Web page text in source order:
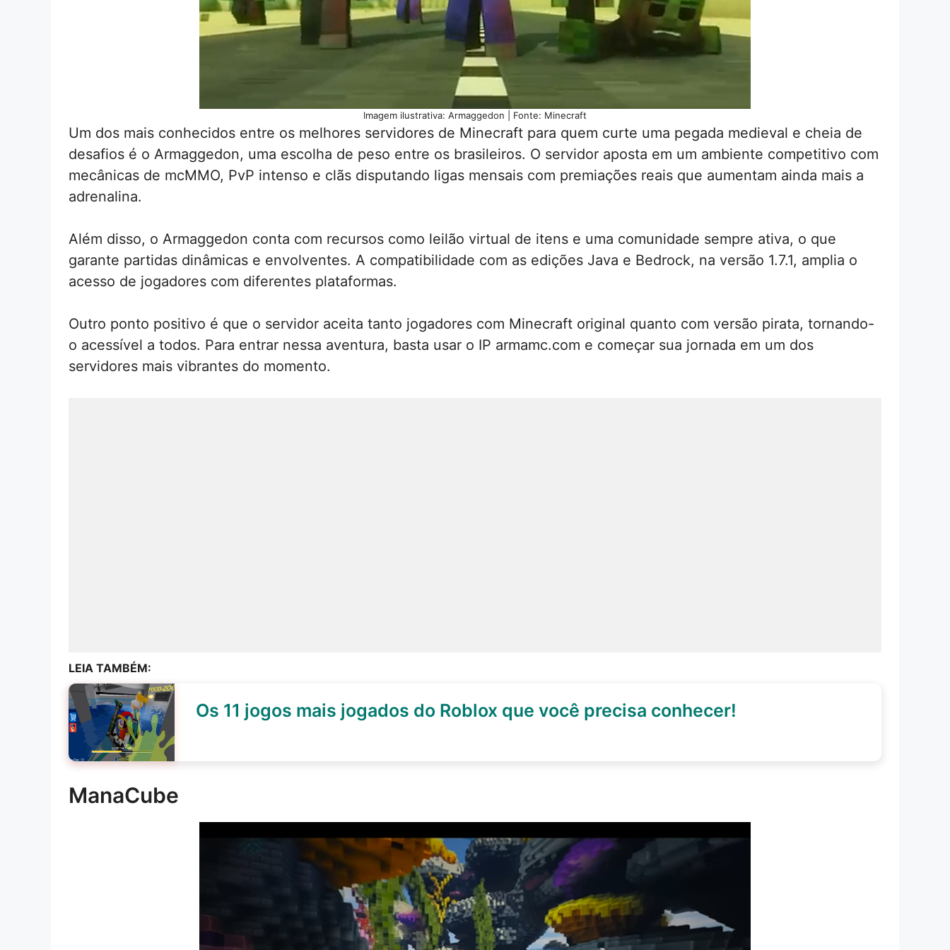
Imagem ilustrativa: Armaggedon | Fonte: Minecraft
Um dos mais conhecidos entre os melhores servidores de Minecraft para quem curte uma pegada medieval e cheia de
desafios é o Armaggedon, uma escolha de peso entre os brasileiros. O servidor aposta em um ambiente competitivo com
mecânicas de mcMMO, PvP intenso e clãs disputando ligas mensais com premiações reais que aumentam ainda mais a
adrenalina.
Além disso, o Armaggedon conta com recursos como leilão virtual de itens e uma comunidade sempre ativa, o que
garante partidas dinâmicas e envolventes. A compatibilidade com as edições Java e Bedrock, na versão 1.7.1, amplia o
acesso de jogadores com diferentes plataformas.
Outro ponto positivo é que o servidor aceita tanto jogadores com Minecraft original quanto com versão pirata, tornando-
o acessível a todos. Para entrar nessa aventura, basta usar o IP armamc.com e começar sua jornada em um dos
servidores mais vibrantes do momento.
LEIA TAMBÉM:
Os 11 jogos mais jogados do Roblox que você precisa conhecer!
ManaCube